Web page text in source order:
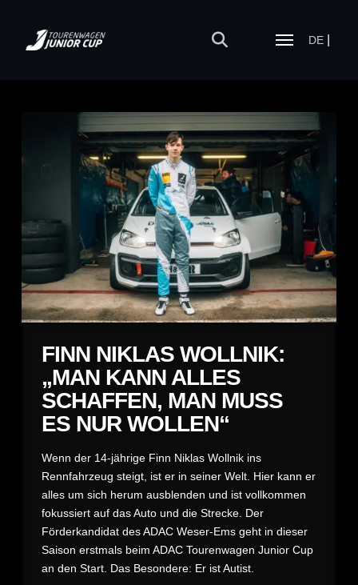
DE
FINN NIKLAS WOLLNIK:
„MAN KANN ALLES
SCHAFFEN, MAN MUSS
ES NUR WOLLEN“
Wenn der 14-jährige Finn Niklas Wollnik ins
Rennfahrzeug steigt, ist er in seiner Welt. Hier kann er
alles um sich herum ausblenden und ist vollkommen
fokussiert auf das Auto und die Strecke. Der
Förderkandidat des ADAC Weser-Ems geht in dieser
Saison erstmals beim ADAC Tourenwagen Junior Cup
an den Start. Das Besondere: Er ist Autist.